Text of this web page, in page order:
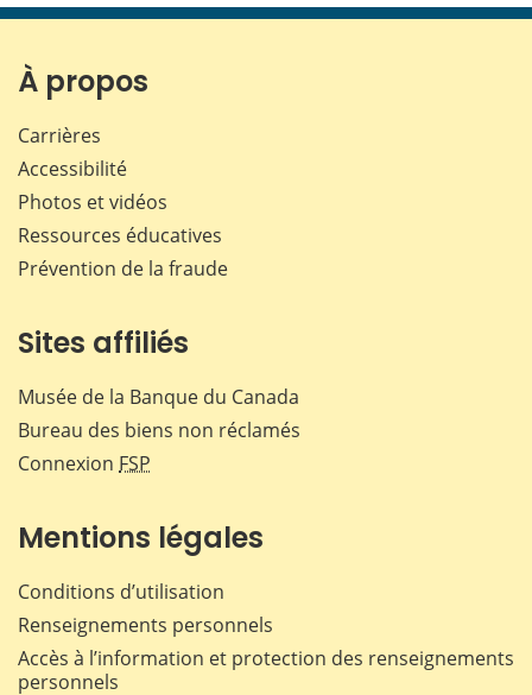
page page page page
À propos
Carrières
Accessibilité
Photos et vidéos
Ressources éducatives
Prévention de la fraude
Sites affiliés
Musée de la Banque du Canada
Bureau des biens non réclamés
Connexion FSP
Mentions légales
Conditions d’utilisation
Renseignements personnels
Accès à l’information et protection des renseignements
personnels